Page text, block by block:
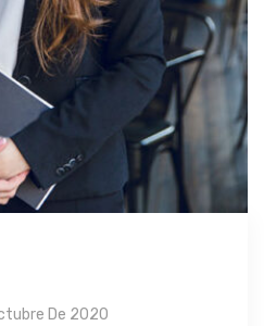
De 2020